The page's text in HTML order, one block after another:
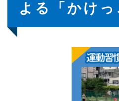
よる「かけ